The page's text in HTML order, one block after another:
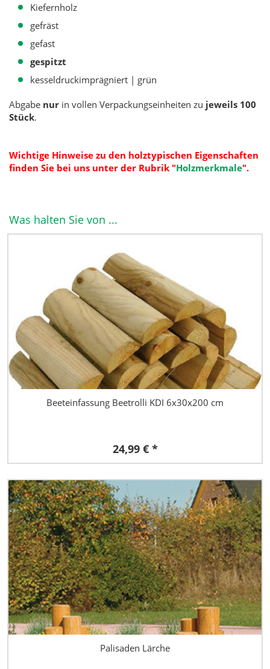
Kiefernholz
gefräst
gefast
gespitzt
kesseldruckimprägniert | grün
Abgabe nur in vollen Verpackungseinheiten zu jeweils 100
Stück.
Wichtige Hinweise zu den holztypischen Eigenschaften
finden Sie bei uns unter der Rubrik "Holzmerkmale".
Was halten Sie von ...
Beeteinfassung Beetrolli KDI 6x30x200 cm
24,99 € *
Palisaden Lärche